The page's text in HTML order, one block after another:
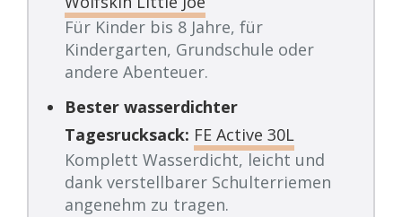
Für Kinder bis 8 Jahre, für
Kindergarten, Grundschule oder
andere Abenteuer.
Bester wasserdichter
Tagesrucksack: FE Active 30L
Komplett Wasserdicht, leicht und
dank verstellbarer Schulterriemen
angenehm zu tragen.